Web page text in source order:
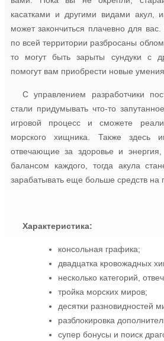
касатками и другими видами акул,
может закончиться плачевно для
по всей территории разбросаны
то могут быть зарыты сундуки с
помогут вам приобрести новые
С управлением разработчики
стали придумывать что-то
игровой процесс и сможете
морского хищника. Также здесь
отвечающие за здоровье и
балансом каждого, тогда акула
зарабатывать еще больше средств на
Характеристика:
консольная графика;
двадцатка кровожадных
несколько категорий,
тройка морских миров;
десятки разновидностей
разблокировка
супер бонусы и поиск